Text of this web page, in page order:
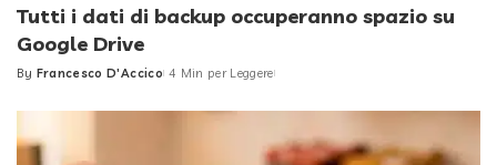
Tutti i dati di backup occuperanno spazio su
Google Drive
Posted
By Francesco D'Accico 4 Min per Leggere